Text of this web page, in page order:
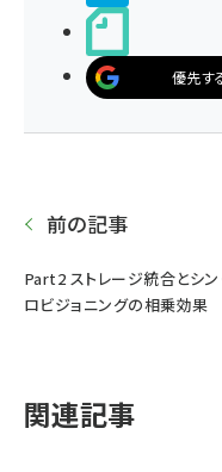
優先す
前の記事
Part2 ストレージ統合とシン
ロビジョニングの相乗効果
関連記事